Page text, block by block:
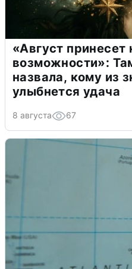
«Август принесет
возможности»:
назвала, кому из
улыбнется удача
8 августа 67